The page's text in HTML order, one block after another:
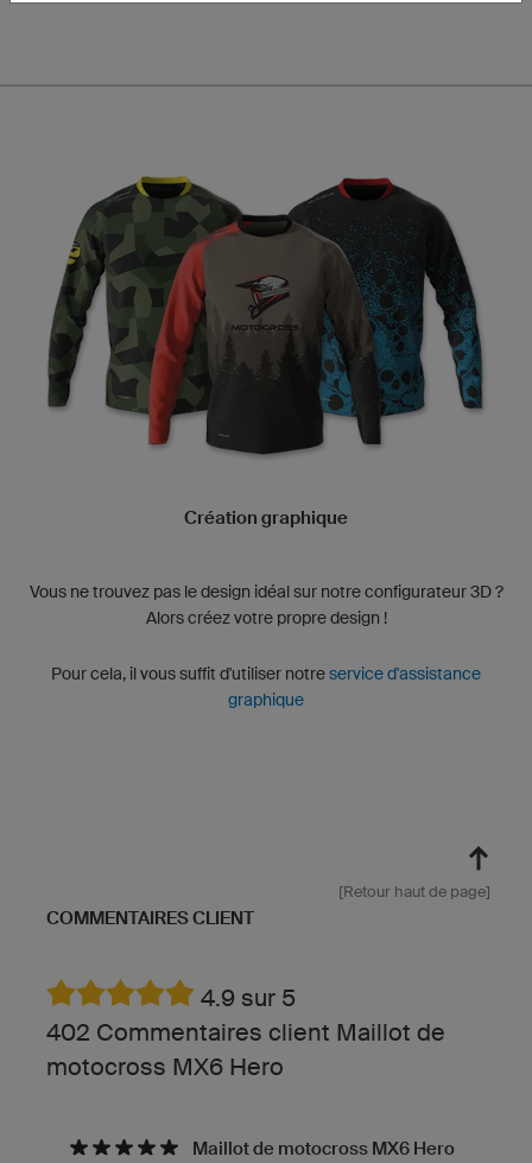
Création graphique
Vous ne trouvez pas le design idéal sur notre configurateur 3D ?
Alors créez votre propre design !
Pour cela, il vous suffit d'utiliser notreservice d'assistance
graphique
[Retour haut de page]
COMMENTAIRES CLIENT
4.9 sur 5
402 Commentaires client Maillot de
motocross MX6 Hero
Maillot de motocross MX6 Hero